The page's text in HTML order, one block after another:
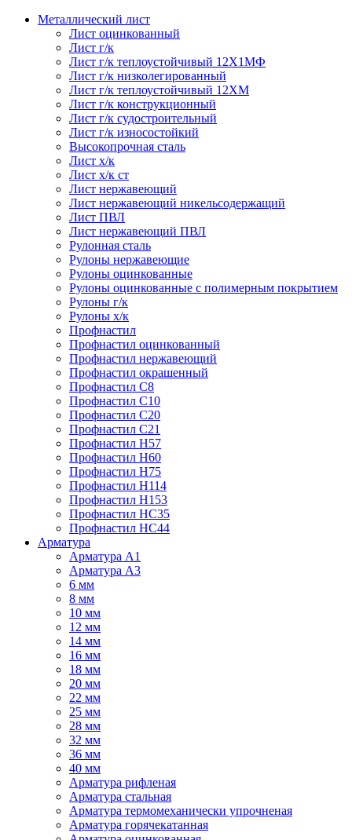
Металлический лист
Лист оцинкованный
Лист г/к
Лист г/к теплоустойчивый 12Х1МФ
Лист г/к низколегированный
Лист г/к теплоустойчивый 12ХМ
Лист г/к конструкционный
Лист г/к судостроительный
Лист г/к износостойкий
Высокопрочная сталь
Лист х/к
Лист х/к ст
Лист нержавеющий
Лист нержавеющий никельсодержащий
Лист ПВЛ
Лист нержавеющий ПВЛ
Рулонная сталь
Рулоны нержавеющие
Рулоны оцинкованные
Рулоны оцинкованные с полимерным покрытием
Рулоны г/к
Рулоны х/к
Профнастил
Профнастил оцинкованный
Профнастил нержавеющий
Профнастил окрашенный
Профнастил С8
Профнастил С10
Профнастил С20
Профнастил С21
Профнастил Н57
Профнастил Н60
Профнастил Н75
Профнастил Н114
Профнастил Н153
Профнастил НС35
Профнастил НС44
Арматура
Арматура А1
Арматура А3
6 мм
8 мм
10 мм
12 мм
14 мм
16 мм
18 мм
20 мм
22 мм
25 мм
28 мм
32 мм
36 мм
40 мм
Арматура рифленая
Арматура стальная
Арматура термомеханически упрочненая
Арматура горячекатанная